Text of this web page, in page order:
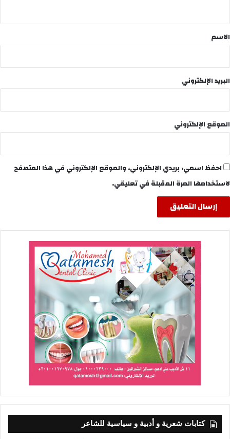
*
الاسم
البريد الإلكتروني
الموقع الإلكتروني
احفظ اسمي، بريدي الإلكتروني، والموقع الإلكتروني في هذا المتصفح
لاستخدامها المرة المقبلة في تعليقي.
كتابات شعرية و أدبية و سياسية للشاعر